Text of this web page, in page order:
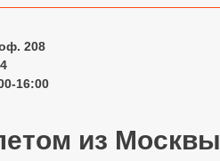
208
16:00
из Москвы